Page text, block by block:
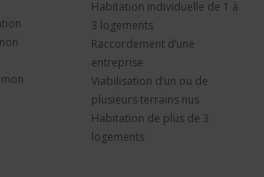
Habitation individuelle de 1 à
3 logements
Raccordement d’une
entreprise
Viabilisation d’un ou de
plusieurs terrains nus
Habitation de plus de 3
logements